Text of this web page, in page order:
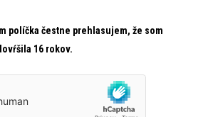
políčka čestne prehlasujem, že som
16 rokov.